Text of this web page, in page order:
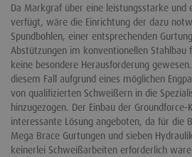
Da Markgraf über eine leistungsstarke und
verfügt, wäre die Einrichtung der dazu
Spundbohlen, einer entsprechenden
Abstützungen im konventionellen Stahlbau
keine besondere Herausforderung
diesem Fall aufgrund eines möglichen
von qualifizierten Schweißern in die
hinzugezogen. Der Einbau der
interessante Lösung angeboten, da für die
Mega Brace Gurtungen und sieben
keinerlei Schweißarbeiten erforderlich